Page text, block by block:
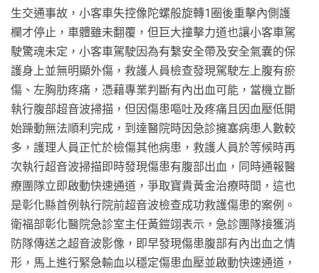
生交通事故，小客車失控像陀螺般旋轉1圈後重擊內側護
欄才停止，車體雖未翻覆，但巨大撞擊力道也讓小客車駕
駛驚魂未定，小客車駕駛因為有繫安全帶及安全氣囊的保
護身上並無明顯外傷，救護人員檢查發現駕駛左上腹有瘀
傷、左胸肋疼痛，憑藉專業判斷有內出血可能，當機立斷
執行腹部超音波掃描，但因傷患嘔吐及疼痛且因血壓低開
始躁動無法順利完成，到達醫院時因急診擁塞病患人數較
多，護理人員正忙於檢傷其他病患，救護人員於等候時再
次執行超音波掃描即時發現傷患有腹部出血，同時通報醫
療團隊立即啟動快速通道，爭取寶貴黃金治療時間，這也
是彰化縣首例執行院前超音波檢查成功救護傷患的案例。
衛福部彰化醫院急診室主任黃鎧翊表示，急診團隊接獲消
防隊傳送之超音波影像，即早發現傷患腹部有內出血之情
形，馬上進行緊急輸血以穩定傷患血壓並啟動快速通道，